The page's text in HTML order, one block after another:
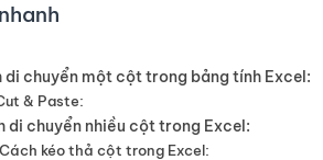
di chuyển một cột trong bảng tính Excel:
& Paste:
di chuyển nhiều cột trong Excel:
Cách kéo thả cột trong Excel: